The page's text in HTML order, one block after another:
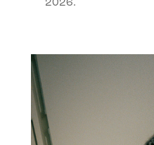
2026.